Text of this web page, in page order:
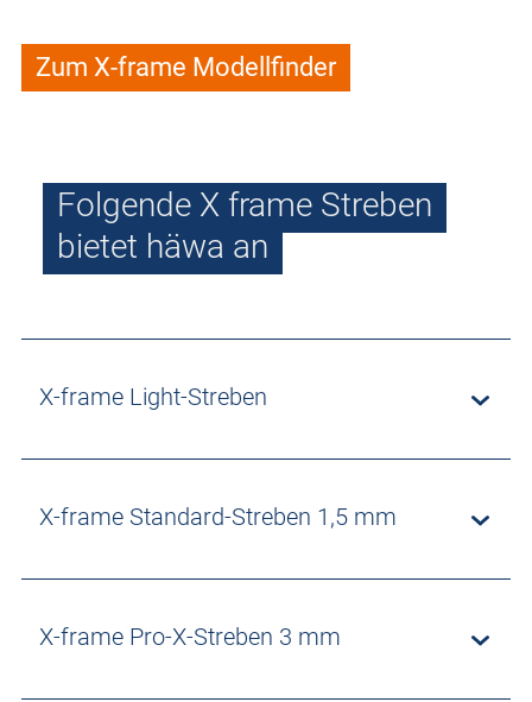
Zum X-frame Modellfinder
Folgende X frame Streben
bietet häwa an
X-frame Light-Streben
X-frame Standard-Streben 1,5 mm
X-frame Pro-X-Streben 3 mm